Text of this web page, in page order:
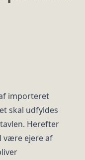
importeret
skal udfyldes
Herefter
være ejere af